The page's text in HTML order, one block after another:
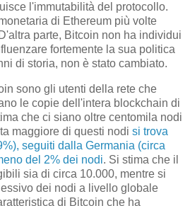
l'immutabilità del protocollo.
di Ethereum più volte
parte, Bitcoin non ha individui
fortemente la sua politica
di storia, non è stato cambiato.
sono gli utenti della rete che
le copie dell'intera blockchain di
che ci siano oltre centomila nodi
maggiore di questi nodi si trova
seguiti dalla Germania (circa
del 2% dei nodi. Si stima che il
sia di circa 10.000, mentre si
dei nodi a livello globale
di Bitcoin che ha